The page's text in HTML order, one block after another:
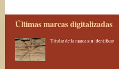
Últimas marcas digitalizadas
Titular de la marca sin identificar